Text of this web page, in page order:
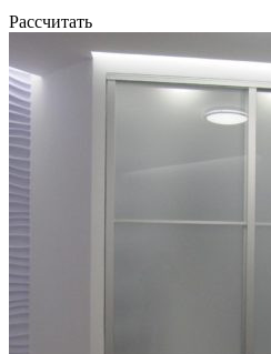
Рассчитать